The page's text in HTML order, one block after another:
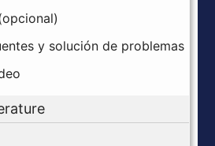
y solución de problemas